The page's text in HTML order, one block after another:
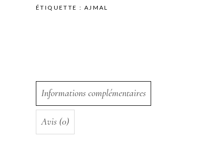
ÉTIQUETTE : AJMAL
Informations complémentaires
Avis (0)